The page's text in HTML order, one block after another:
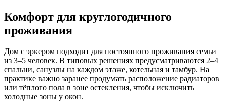
Комфорт для круглогодичного
проживания
Дом с эркером подходит для постоянного проживания семьи
из 3–5 человек. В типовых решениях предусматриваются 2–4
спальни, санузлы на каждом этаже, котельная и тамбур. На
практике важно заранее продумать расположение радиаторов
или тёплого пола в зоне остекления, чтобы исключить
холодные зоны у окон.